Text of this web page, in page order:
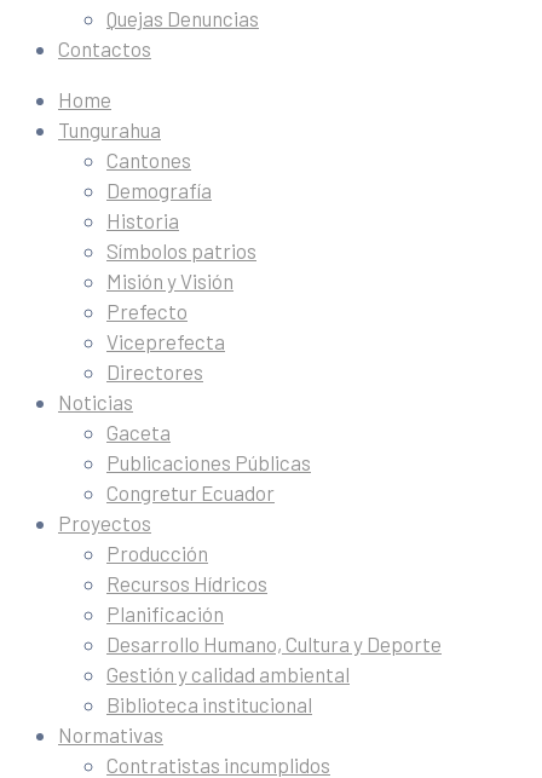
Quejas Denuncias
Contactos
Home
Tungurahua
Cantones
Demografía
Historia
Símbolos patrios
Misión y Visión
Prefecto
Viceprefecta
Directores
Noticias
Gaceta
Publicaciones Públicas
Congretur Ecuador
Proyectos
Producción
Recursos Hídricos
Planificación
Desarrollo Humano, Cultura y Deporte
Gestión y calidad ambiental
Biblioteca institucional
Normativas
Contratistas incumplidos